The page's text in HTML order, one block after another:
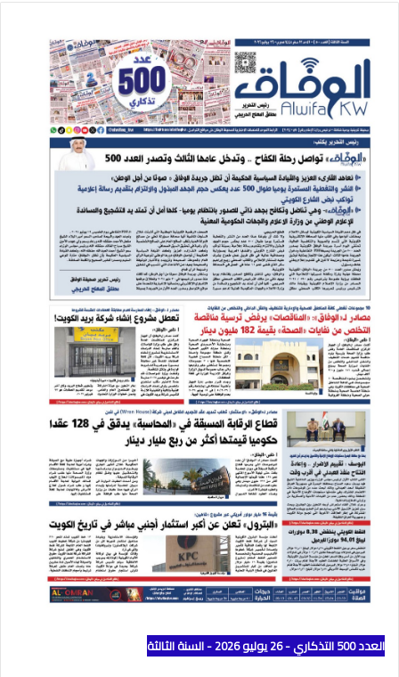
العدد 500 التذكاري - 26 يوليو 2026 - السنة الثالثة